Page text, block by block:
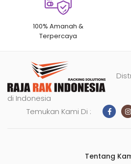
100% Amanah &
Terpercaya
di Indonesia
Temukan Kami Di :
Tentang